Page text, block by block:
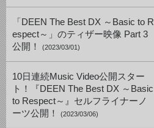
「DEEN The Best DX ～Basic to R
espect～」のティザー映像 Part 3
公開！
(2023/03/01)
10日連続Music Video公開スター
ト！『DEEN The Best DX ～Basic
to Respect～』セルフライナーノ
ーツ公開！
(2023/03/06)